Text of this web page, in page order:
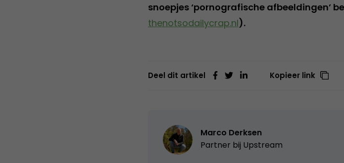
snoepjes ‘pornografische afbeeldingen’
thenotsodailycrap.nl).
Deel dit artikel Kopieer link
Marco Derksen
Partner bij Upstream